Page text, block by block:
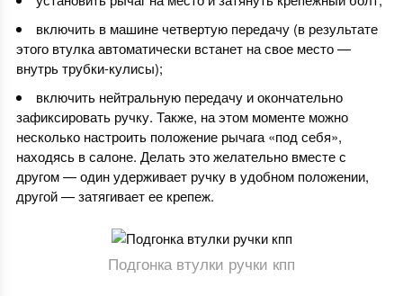
включить в машине четвертую передачу (в результате
этого втулка автоматически встанет на свое место —
внутрь трубки-кулисы);
включить нейтральную передачу и окончательно
зафиксировать ручку. Также, на этом моменте можно
несколько настроить положение рычага «под себя»,
находясь в салоне. Делать это желательно вместе с
другом — один удерживает ручку в удобном положении,
другой — затягивает ее крепеж.
Подгонка втулки ручки кпп